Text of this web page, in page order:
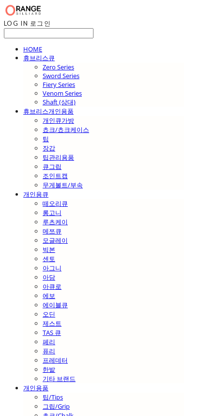
LOG IN 로그인
HOME
휴브리스큐
Zero Series
Sword Series
Fiery Series
Venom Series
Shaft (상대)
휴브리스개인용품
개인큐가방
쵸크/쵸크케이스
팁
장갑
팁관리용품
큐그립
조인트캡
무게볼트/부속
개인용큐
떼오리큐
롱고니
루츠케이
메쯔큐
모글레이
빅본
센토
아그니
아담
아큐로
에보
에이블큐
오딘
제스트
TAS 큐
페리
퓨리
프레데터
한밭
기타 브랜드
개인용품
팁/Tips
그립/Grip